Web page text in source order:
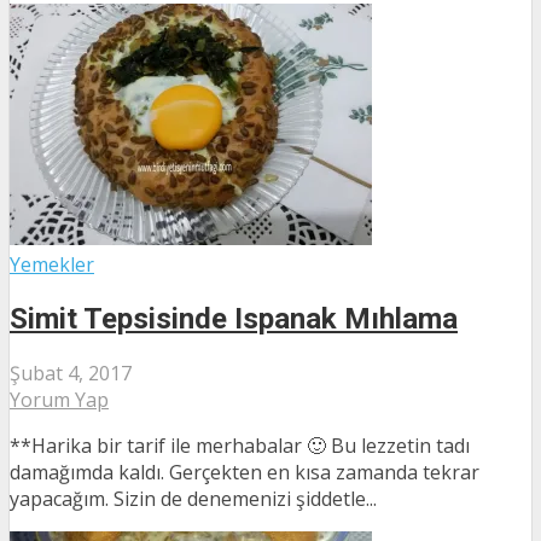
Yemekler
Simit Tepsisinde Ispanak Mıhlama
Şubat 4, 2017
Yorum Yap
**Harika bir tarif ile merhabalar 🙂 Bu lezzetin tadı
damağımda kaldı. Gerçekten en kısa zamanda tekrar
yapacağım. Sizin de denemenizi şiddetle...